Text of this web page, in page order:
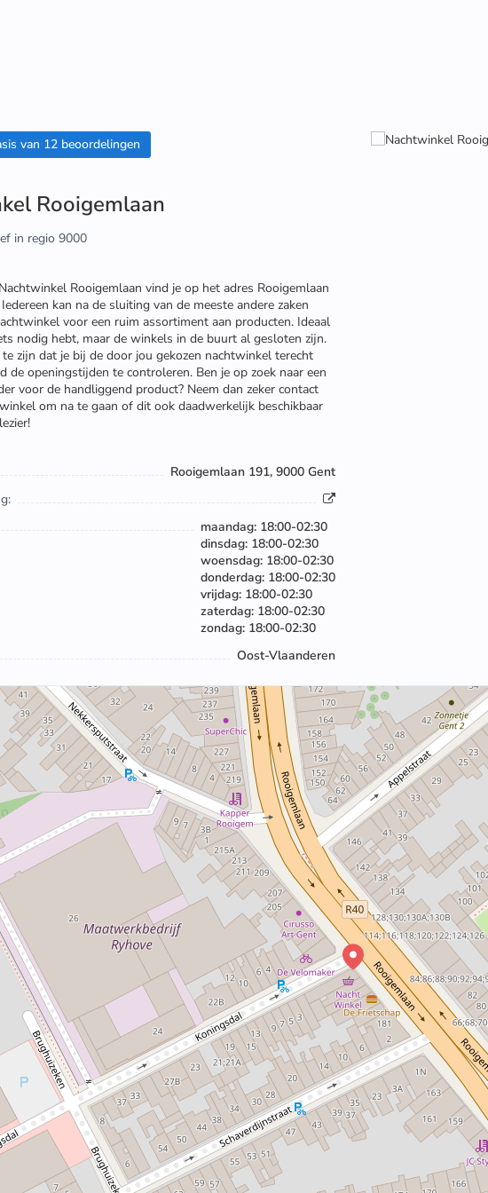
van 12 beoordelingen
Rooigemlaan
in regio 9000
Rooigemlaan vind je op het adres Rooigemlaan
kan na de sluiting van de meeste andere zaken
voor een ruim assortiment aan producten. Ideaal
nodig hebt, maar de winkels in de buurt al gesloten zijn.
te zijn dat je bij de door jou gekozen nachtwinkel terecht
de openingstijden te controleren. Ben je op zoek naar een
voor de handliggend product? Neem dan zeker contact
om na te gaan of dit ook daadwerkelijk beschikbaar
Rooigemlaan 191, 9000 Gent
maandag: 18:00-02:30
dinsdag: 18:00-02:30
woensdag: 18:00-02:30
donderdag: 18:00-02:30
vrijdag: 18:00-02:30
zaterdag: 18:00-02:30
zondag: 18:00-02:30
Oost-Vlaanderen